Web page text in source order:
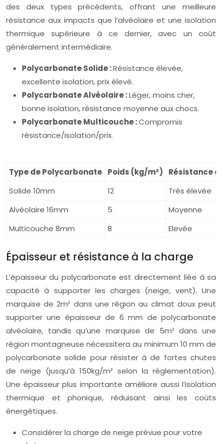
des deux types précédents, offrant une meilleure
résistance aux impacts que l’alvéolaire et une isolation
thermique supérieure à ce dernier, avec un coût
généralement intermédiaire.
Polycarbonate Solide :Résistance élevée,
excellente isolation, prix élevé.
Polycarbonate Alvéolaire :Léger, moins cher,
bonne isolation, résistance moyenne aux chocs.
Polycarbonate Multicouche :Compromis
résistance/isolation/prix.
Type de Polycarbonate Poids (kg/m²)
Résistance
Solide 10mm
12
Très élevée
Alvéolaire 16mm
5
Moyenne
Multicouche 8mm
8 Elevée
Épaisseur et résistance à la charge
L’épaisseur du polycarbonate est directement liée à sa
capacité à supporter les charges (neige, vent). Une
marquise de 2m² dans une région au climat doux peut
supporter une épaisseur de 6 mm de polycarbonate
alvéolaire, tandis qu’une marquise de 5m² dans une
région montagneuse nécessitera au minimum 10 mm de
polycarbonate solide pour résister à de fortes chutes
de neige (jusqu’à 150kg/m² selon la réglementation).
Une épaisseur plus importante améliore aussi l’isolation
thermique et phonique, réduisant ainsi les coûts
énergétiques.
Considérer la charge de neige prévue pour votre